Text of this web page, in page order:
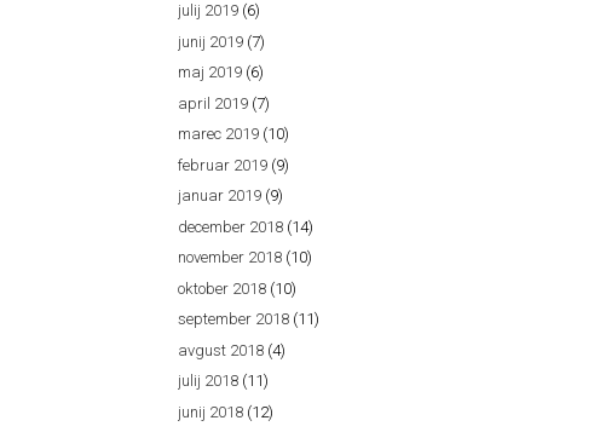
julij 2019 (6)
junij 2019 (7)
maj 2019 (6)
april 2019 (7)
marec 2019 (10)
februar 2019 (9)
januar 2019 (9)
december 2018 (14)
november 2018 (10)
oktober 2018 (10)
september 2018 (11)
avgust 2018 (4)
julij 2018 (11)
junij 2018 (12)